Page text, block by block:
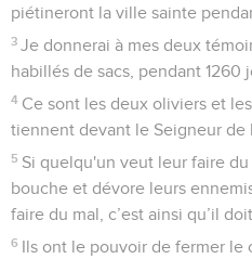
piétineront la ville sainte
3 Je donnerai à mes deux
habillés de sacs, pendant 1260
4 Ce sont les deux oliviers et
tiennent devant le Seigneur de
5 Si quelqu'un veut leur faire
bouche et dévore leurs
faire du mal, c’est ainsi qu’il
6 Ils ont le pouvoir de fermer le